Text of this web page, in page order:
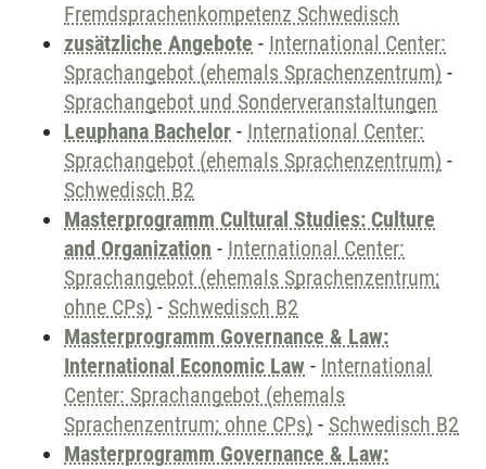
Fremdsprachenkompetenz Schwedisch
zusätzliche Angebote - International Center:
Sprachangebot (ehemals Sprachenzentrum) -
Sprachangebot und Sonderveranstaltungen
Leuphana Bachelor - International Center:
Sprachangebot (ehemals Sprachenzentrum) -
Schwedisch B2
Masterprogramm Cultural Studies: Culture
and Organization - International Center:
Sprachangebot (ehemals Sprachenzentrum;
ohne CPs) - Schwedisch B2
Masterprogramm Governance & Law:
International Economic Law - International
Center: Sprachangebot (ehemals
Sprachenzentrum; ohne CPs) - Schwedisch B2
Masterprogramm Governance & Law: